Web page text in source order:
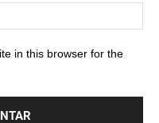
in this browser for the